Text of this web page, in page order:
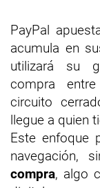
PayPal
acumula en
utilizará su
compra
circuito
llegue a quien
Este enfoque
navegación,
compra, algo